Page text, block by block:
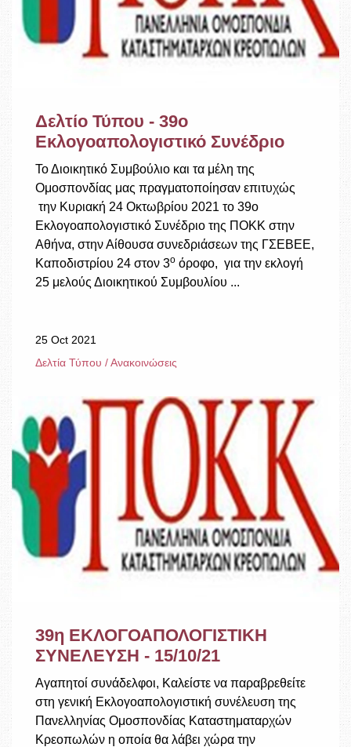
Δελτίο Τύπου - 39ο
Εκλογοαπολογιστικό Συνέδριο
Το Διοικητικό Συμβούλιο και τα μέλη της
Ομοσπονδίας μας πραγματοποίησαν επιτυχώς
την Κυριακή 24 Οκτωβρίου 2021 το 39ο
Εκλογοαπολογιστικό Συνέδριο της ΠΟΚΚ στην
Αθήνα, στην Αίθουσα συνεδριάσεων της ΓΣΕΒΕΕ,
Καποδιστρίου 24 στον 3ο όροφο, για την εκλογή
25 μελούς Διοικητικού Συμβουλίου ...
25 Oct 2021
Δελτία Τύπου / Ανακοινώσεις
39η ΕΚΛΟΓΟΑΠΟΛΟΓΙΣΤΙΚΗ
ΣΥΝΕΛΕΥΣΗ - 15/10/21
Αγαπητοί συνάδελφοι, Καλείστε να παραβρεθείτε
στη γενική Εκλογοαπολογιστική συνέλευση της
Πανελληνίας Ομοσπονδίας Καταστηματαρχών
Κρεοπωλών η οποία θα λάβει χώρα την